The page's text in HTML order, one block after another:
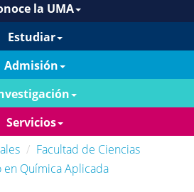
la UMA
Estudiar
Admisión
Servicios
Facultad de Ciencias
Química Aplicada